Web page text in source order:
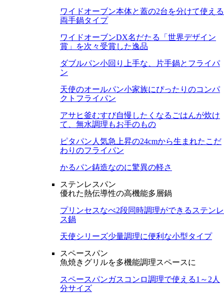
ワイドオーブン本体と蓋の2台を分けて使える
両手鍋タイプ
ワイドオーブンDX名だたる「世界デザイン
賞」を次々受賞した逸品
ダブルパン小回り上手な、片手鍋とフライパ
ン
天使のオールパン小家族にぴったりのコンパ
クトフライパン
アサヒ釜むすび自慢したくなるごはんが炊け
て、無水調理もお手のもの
ピタパン 人気急上昇の24cmから生まれたこだ
わりのフライパン
かるパン鋳造なのに驚異の軽さ
ステンレスパン
優れた熱伝導性の高機能多層鍋
プリンセスなべ2段同時調理ができるステンレ
ス鍋
天使シリーズ少量調理に便利な小型タイプ
スペースパン
魚焼きグリルを多機能調理スペースに
スペースパンガスコンロ調理で使える1～2人
分サイズ